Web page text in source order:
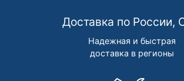
Доставка по России,
Надежная и быстрая
доставка в регионы